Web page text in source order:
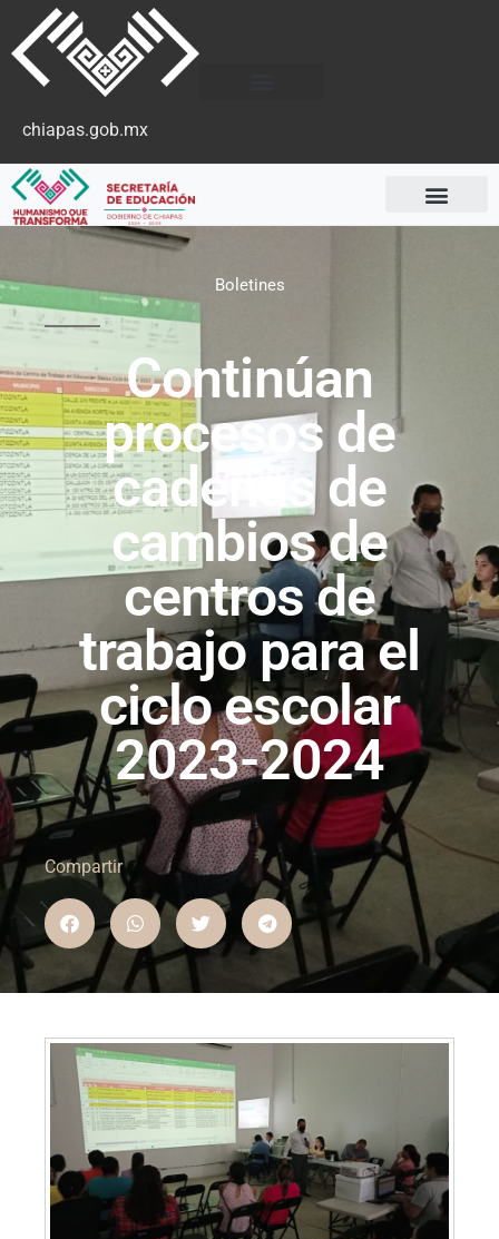
chiapas.gob.mx
Boletines
Continúan
procesos de
cadenas de
cambios de
centros de
trabajo para el
ciclo escolar
2023-2024
Compartir